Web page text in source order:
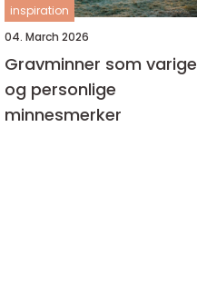
inspiration
04. March 2026
Gravminner som varige
og personlige
minnesmerker